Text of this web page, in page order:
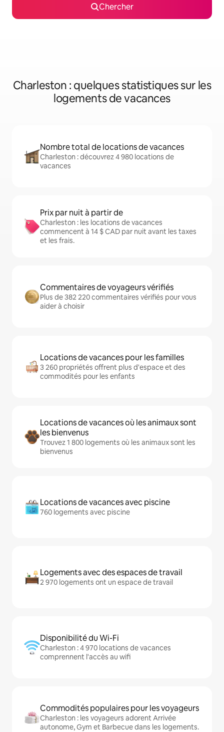
Chercher
Charleston : quelques statistiques sur les
logements de vacances
Nombre total de locations de vacances
Charleston : découvrez 4 980 locations de
vacances
Prix par nuit à partir de
Charleston : les locations de vacances
commencent à 14 $ CAD par nuit avant les taxes
et les frais.
Commentaires de voyageurs vérifiés
Plus de 382 220 commentaires vérifiés pour vous
aider à choisir
Locations de vacances pour les familles
3 260 propriétés offrent plus d'espace et des
commodités pour les enfants
Locations de vacances où les animaux sont
les bienvenus
Trouvez 1 800 logements où les animaux sont les
bienvenus
Locations de vacances avec piscine
760 logements avec piscine
Logements avec des espaces de travail
2 970 logements ont un espace de travail
Disponibilité du Wi-Fi
Charleston : 4 970 locations de vacances
comprennent l'accès au wifi
Commodités populaires pour les voyageurs
Charleston : les voyageurs adorent Arrivée
autonome, Gym et Barbecue dans les logements.